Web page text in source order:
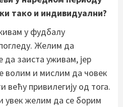
тако и индивидуални?
у фудбалу
Желим да
да заиста уживам, јер
волим и мислим да човек
привилегију од тога.
увек желим да се борим